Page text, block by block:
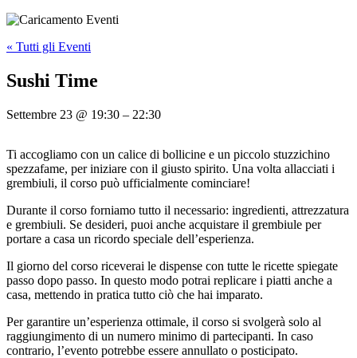
« Tutti gli Eventi
Sushi Time
Settembre 23 @ 19:30 – 22:30
Ti accogliamo con un calice di bollicine e un piccolo stuzzichino
spezzafame, per iniziare con il giusto spirito. Una volta allacciati i
grembiuli, il corso può ufficialmente cominciare!
Durante il corso forniamo tutto il necessario: ingredienti, attrezzatura
e grembiuli. Se desideri, puoi anche acquistare il grembiule per
portare a casa un ricordo speciale dell’esperienza.
Il giorno del corso riceverai le dispense con tutte le ricette spiegate
passo dopo passo. In questo modo potrai replicare i piatti anche a
casa, mettendo in pratica tutto ciò che hai imparato.
Per garantire un’esperienza ottimale, il corso si svolgerà solo al
raggiungimento di un numero minimo di partecipanti. In caso
contrario, l’evento potrebbe essere annullato o posticipato.